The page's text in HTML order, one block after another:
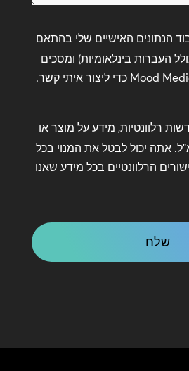
הנתונים האישיים שלי בהתאם
העברות בינלאומיות) ומסכים
רלוונטיות, מידע על מוצר או
אתה יכול לבטל את המנוי בכל
הרלוונטיים בכל מידע שאנו